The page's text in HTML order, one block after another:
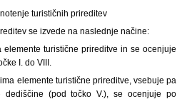
turističnih prireditev
se izvede na naslednje načine:
turistične prireditve in se ocenjuje
I. do VIII.
elemente turistične prireditve, vsebuje pa
dediščine (pod točko V.), se ocenjuje po